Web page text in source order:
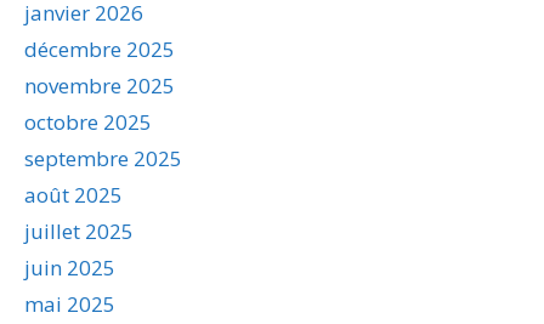
janvier 2026
décembre 2025
novembre 2025
octobre 2025
septembre 2025
août 2025
juillet 2025
juin 2025
mai 2025